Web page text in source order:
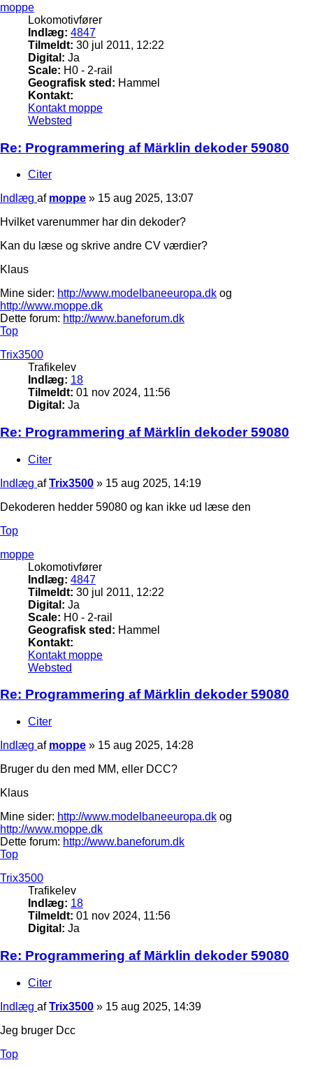
moppe
Lokomotivfører
Indlæg: 4847
Tilmeldt: 30 jul 2011, 12:22
Digital: Ja
Scale: H0 - 2-rail
Geografisk sted: Hammel
Kontakt:
Kontakt moppe
Websted
Re: Programmering af Märklin dekoder 59080
Citer
Indlæg af moppe » 15 aug 2025, 13:07
Hvilket varenummer har din dekoder?
Kan du læse og skrive andre CV værdier?
Klaus
Mine sider: http://www.modelbaneeuropa.dk og
http://www.moppe.dk
Dette forum: http://www.baneforum.dk
Top
Trix3500
Trafikelev
Indlæg: 18
Tilmeldt: 01 nov 2024, 11:56
Digital: Ja
Re: Programmering af Märklin dekoder 59080
Citer
Indlæg afTrix3500 » 15 aug 2025, 14:19
Dekoderen hedder 59080 og kan ikke ud læse den
Top
moppe
Lokomotivfører
Indlæg: 4847
Tilmeldt: 30 jul 2011, 12:22
Digital: Ja
Scale: H0 - 2-rail
Geografisk sted: Hammel
Kontakt:
Kontakt moppe
Websted
Re: Programmering af Märklin dekoder 59080
Citer
Indlæg af moppe » 15 aug 2025, 14:28
Bruger du den med MM, eller DCC?
Klaus
Mine sider: http://www.modelbaneeuropa.dk og
http://www.moppe.dk
Dette forum: http://www.baneforum.dk
Top
Trix3500
Trafikelev
Indlæg: 18
Tilmeldt: 01 nov 2024, 11:56
Digital: Ja
Re: Programmering af Märklin dekoder 59080
Citer
Indlæg afTrix3500 » 15 aug 2025, 14:39
Jeg bruger Dcc
Top